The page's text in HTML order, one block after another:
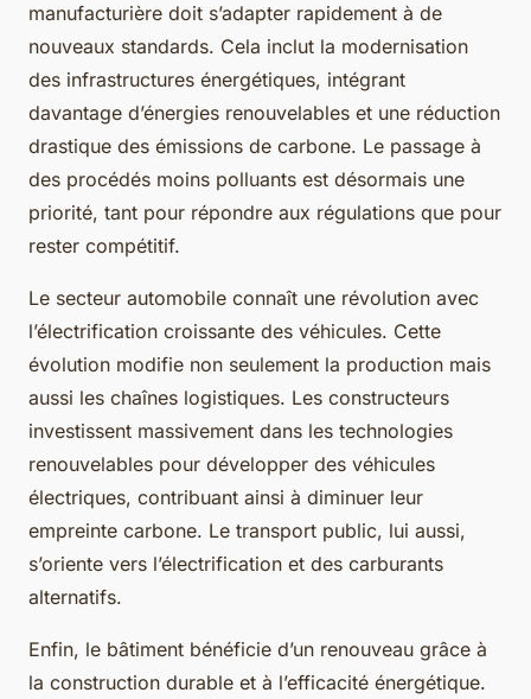
manufacturière doit s’adapter rapidement à de
nouveaux standards. Cela inclut la modernisation
des infrastructures énergétiques, intégrant
davantage d’énergies renouvelables et une réduction
drastique des émissions de carbone. Le passage à
des procédés moins polluants est désormais une
priorité, tant pour répondre aux régulations que pour
rester compétitif.
Le secteur automobile connaît une révolution avec
l’électrification croissante des véhicules. Cette
évolution modifie non seulement la production mais
aussi les chaînes logistiques. Les constructeurs
investissent massivement dans les technologies
renouvelables pour développer des véhicules
électriques, contribuant ainsi à diminuer leur
empreinte carbone. Le transport public, lui aussi,
s’oriente vers l’électrification et des carburants
alternatifs.
Enfin, le bâtiment bénéficie d’un renouveau grâce à
la construction durable et à l’efficacité énergétique.